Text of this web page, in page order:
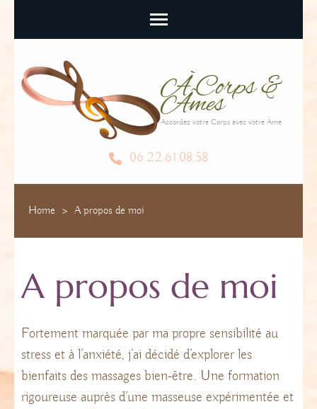
À Corps &
Âmes
Accordez votre Corps avec votre Âme
06.22.61.08.58
Home > A propos de moi
A propos de moi
Fortement marquée par ma propre sensibilité au
stress et à l’anxiété, j’ai décidé d’explorer les
bienfaits des massages bien-être. Une formation
rigoureuse auprès d’une masseuse expérimentée et